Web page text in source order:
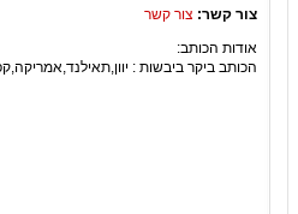
צור קשר: צור קשר
אודות הכותב:
הכותב ביקר ביבשות :